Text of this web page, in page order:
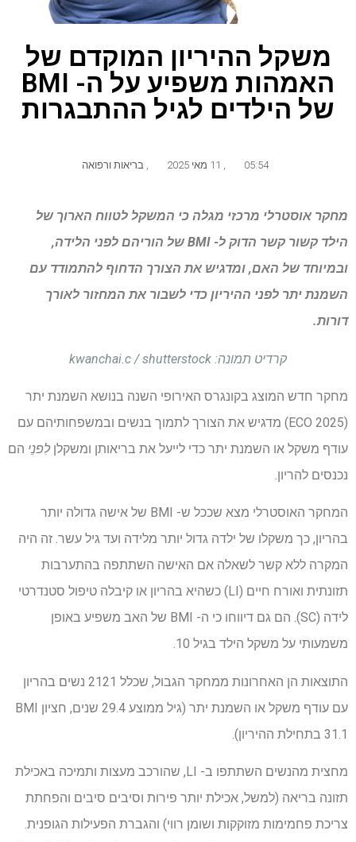
משקל ההיריון המוקדם של
האמהות משפיע על ה- BMI
של הילדים לגיל ההתבגרות
05:54 בריאות ורפואה
מחקר אוסטרלי מרכזי מגלה כי המשקל לטווח הארוך של
הילד קשור קשר הדוק ל- BMI של הוריהם לפני הלידה,
ובמיוחד של האם, ומדגיש את הצורך הדחוף להתמודד עם
השמנת יתר לפני ההיריון כדי לשבור את המחזור לאורך
דורות.
קרדיט תמונה: kwanchai.c / shutterstock
מחקר חדש המוצג בקונגרס האירופי השנה בנושא השמנת יתר
(ECO 2025) מדגיש את הצורך לתמוך בנשים ובמשפחותיהם עם
עודף משקל או השמנת יתר כדי לייעל את בריאותן ומשקלןלִפנֵי הם
נכנסים להריון.
המחקר האוסטרלי מצא שככל ש- BMI של אישה גדולה יותר
בהריון, כך משקלו של ילדה גדול יותר מלידה ועד גיל עשר. זה היה
המקרה ללא קשר לשאלה אם האישה השתתפה בהתערבות
תזונתית ואורח חיים (LI) כשהיא בהריון או קיבלה טיפול סטנדרטי
לידה (SC). הם גם דיווחו כי ה- BMI של האב משפיע באופן
משמעותי על משקל הילד בגיל 10.
התוצאות הן האחרונות ממחקר הגבול, שכלל 2121 נשים בהריון
עם עודף משקל או השמנת יתר (גיל ממוצע 29.4 שנים, חציון BMI
31.1 בתחילת ההיריון).
מחצית מהנשים השתתפו ב- LI, שהורכב מעצות ותמיכה באכילת
תזונה בריאה (למשל, אכילת יותר פירות וסיבים סיבים והפחתת
צריכת פחמימות מזוקקות ושומן רווי) והגברת הפעילות הגופנית.